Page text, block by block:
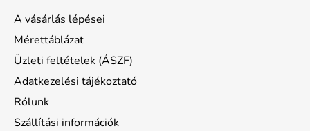
A vásárlás lépései
Mérettáblázat
Üzleti feltételek (ÁSZF)
Adatkezelési tájékoztató
Rólunk
Szállítási információk